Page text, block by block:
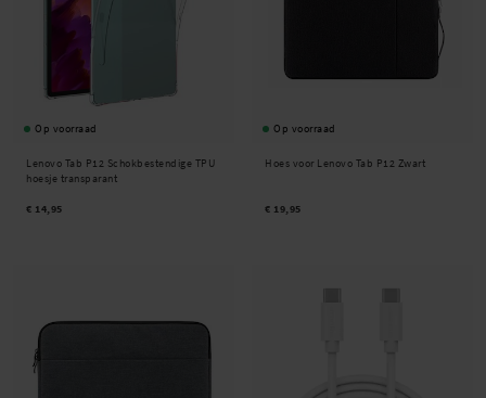
Op voorraad
Lenovo Tab P12 Schokbestendige TPU
hoesje transparant
€ 14,95
Op voorraad
Hoes voor Lenovo Tab P12 Zwart
€ 19,95